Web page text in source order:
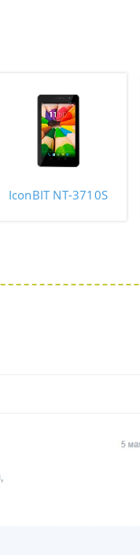
IconBIT NT-3710S